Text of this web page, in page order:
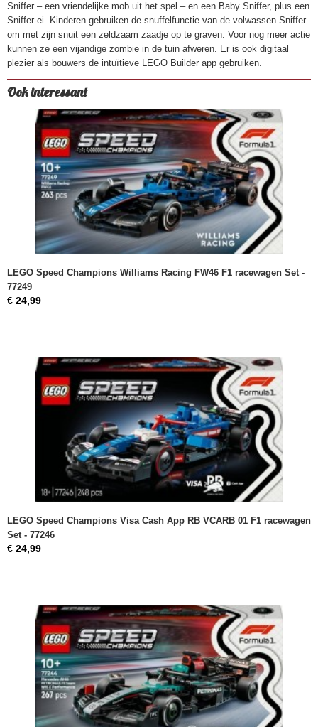
Sniffer – een vriendelijke mob uit het spel – en een Baby Sniffer, plus een
Sniffer-ei. Kinderen gebruiken de snuffelfunctie van de volwassen Sniffer
om met zijn snuit een zeldzaam zaadje op te graven. Voor nog meer actie
kunnen ze een vijandige zombie in de tuin afweren. Er is ook digitaal
plezier als bouwers de intuïtieve LEGO Builder app gebruiken.
Ook interessant
LEGO Speed Champions Williams Racing FW46 F1 racewagen Set -
77249
€ 24,99
LEGO Speed Champions Visa Cash App RB VCARB 01 F1 racewagen
Set - 77246
€ 24,99